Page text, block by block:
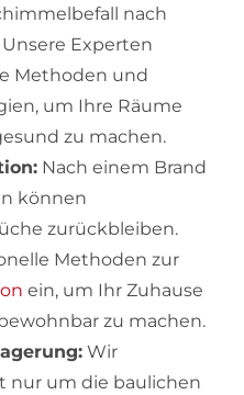
nach
Experten
Methoden und
um Ihre Räume
zu machen.
Nach einem Brand
können
zurückbleiben.
Methoden zur
ein, um Ihr Zuhause
zu machen.
Wir
nur um die baulichen